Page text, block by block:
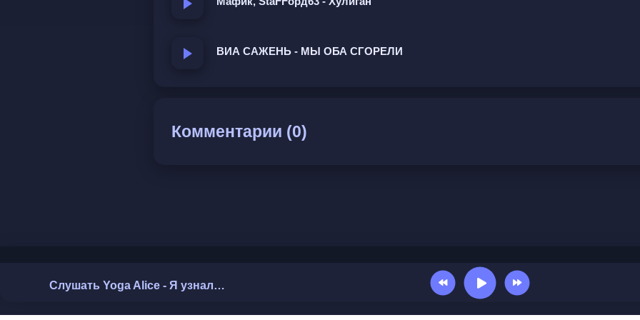
Словно кто-то зажёг во мне небо
были рядом в песнях и дождях. Память светится, а не болит. Всё это о
ВИА САЖЕНЬ - МЫ ОБА СГОРЕЛИ
Комментарии (0)
Слушать Yoga Alice - Я узнала тебя